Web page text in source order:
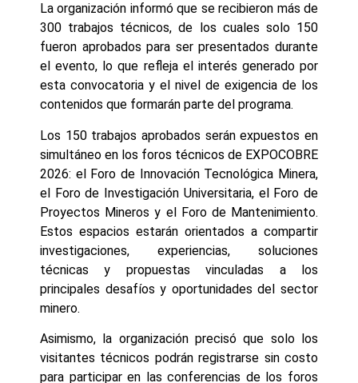
La organización informó que se recibieron más de
300 trabajos técnicos, de los cuales solo 150
fueron aprobados para ser presentados durante
el evento, lo que refleja el interés generado por
esta convocatoria y el nivel de exigencia de los
contenidos que formarán parte del programa.
Los 150 trabajos aprobados serán expuestos en
simultáneo en los foros técnicos de EXPOCOBRE
2026: el Foro de Innovación Tecnológica Minera,
el Foro de Investigación Universitaria, el Foro de
Proyectos Mineros y el Foro de Mantenimiento.
Estos espacios estarán orientados a compartir
investigaciones, experiencias, soluciones
técnicas y propuestas vinculadas a los
principales desafíos y oportunidades del sector
minero.
Asimismo, la organización precisó que solo los
visitantes técnicos podrán registrarse sin costo
para participar en las conferencias de los foros